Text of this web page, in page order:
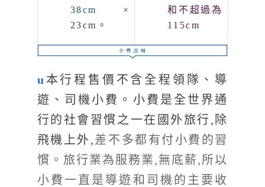
38cm ×
23cm。
和不超過為
115cm
u 本行程售價不含全程領隊、導
遊、司機小費。小費是全世界通
行的社會習慣之一在國外旅行,除
飛機上外,差不多都有付小費的習
慣。旅行業為服務業,無底薪,所以
小費一直是導遊和司機的主要收